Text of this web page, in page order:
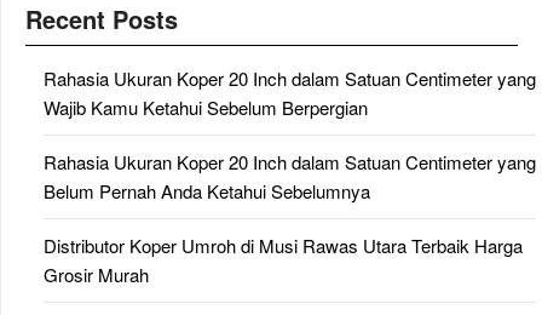
Recent Posts
Rahasia Ukuran Koper 20 Inch dalam Satuan Centimeter yang
Wajib Kamu Ketahui Sebelum Berpergian
Rahasia Ukuran Koper 20 Inch dalam Satuan Centimeter yang
Belum Pernah Anda Ketahui Sebelumnya
Distributor Koper Umroh di Musi Rawas Utara Terbaik Harga
Grosir Murah